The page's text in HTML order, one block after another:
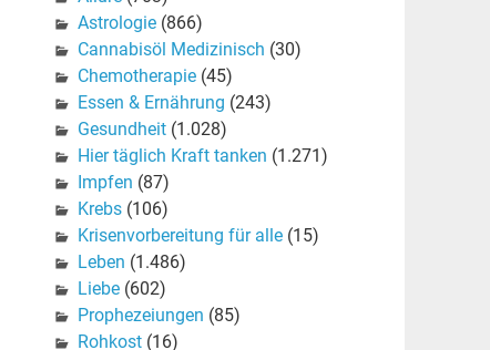
Astrologie(866)
Cannabisöl Medizinisch (30)
Chemotherapie(45)
Essen & Ernährung (243)
Gesundheit(1.028)
Hier täglich Kraft tanken (1.271)
Impfen (87)
Krebs(106)
Krisenvorbereitung für alle(15)
Leben (1.486)
Liebe(602)
Prophezeiungen (85)
Rohkost(16)